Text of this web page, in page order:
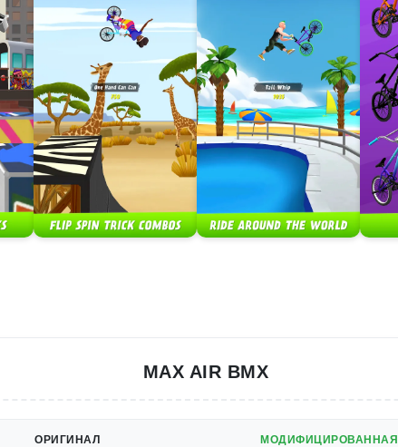
MAX AIR BMX
ОРИГИНАЛ МОДИФИЦИРОВАННАЯ